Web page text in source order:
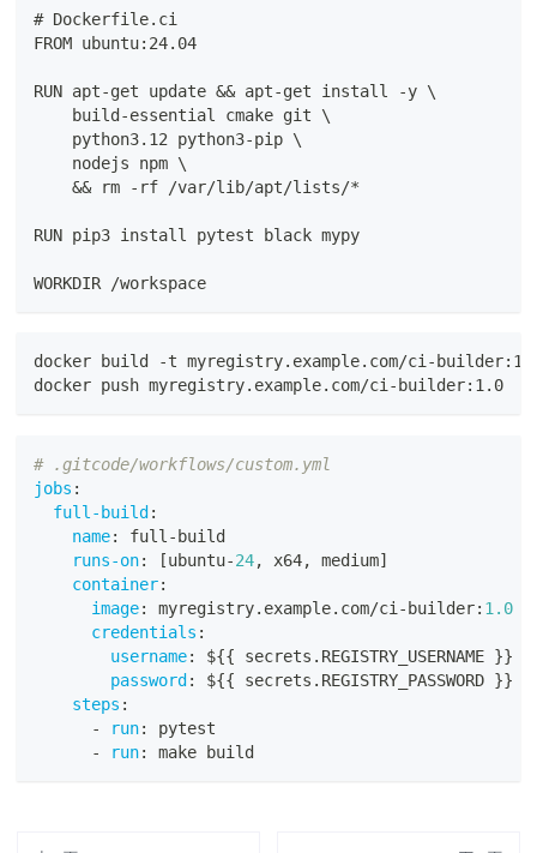
# Dockerfile.ci
FROM ubuntu:24.04
RUN apt-get update && apt-get install -y \
    build-essential cmake git \
    python3.12 python3-pip \
    nodejs npm \
    && rm -rf /var/lib/apt/lists/*
RUN pip3 install pytest black mypy
WORKDIR /workspace
docker build -t myregistry.example.com/ci-
docker push myregistry.example.com/ci-builder:1.0
# .gitcode/workflows/custom.yml
jobs :
full-build :
name: full - build
runs-on: [ubuntu-24, x64, medium]
container:
image: myregistry.example.com/ci - builder: 1.0
credentials :
username: ${{ secrets.REGISTRY_USERNAME }}
password : ${{ secrets.REGISTRY_PASSWORD }}
steps :
-
run:
pytest
-
run: make build